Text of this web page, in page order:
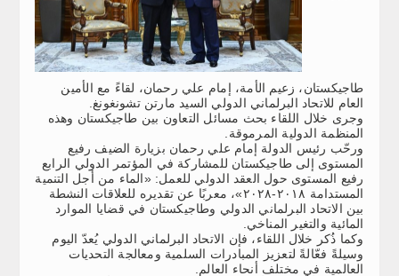
طاجيكستان، زعيم الأمة، إمام علي رحمان، لقاءً مع الأمين
العام للاتحاد البرلماني الدولي السيد مارتن تشونغونغ.
وجرى خلال اللقاء بحث مسائل التعاون بين طاجيكستان وهذه
المنظمة الدولية المرموقة.
ورحّب رئيس الدولة إمام علي رحمان بزيارة الضيف رفيع
المستوى إلى طاجيكستان للمشاركة في المؤتمر الدولي الرابع
رفيع المستوى حول العقد الدولي للعمل: «الماء من أجل التنمية
المستدامة ٢٠١٨-٢٠٢٨»، معربًا عن تقديره للعلاقات النشطة
بين الاتحاد البرلماني الدولي وطاجيكستان في قضايا الموارد
المائية والتغير المناخي.
وكما ذُكر خلال اللقاء، فإن الاتحاد البرلماني الدولي يُعدّ اليوم
وسيلةً فعّالةً لتعزيز المبادرات السلمية ومعالجة التحديات
العالمية في مختلف أنحاء العالم.